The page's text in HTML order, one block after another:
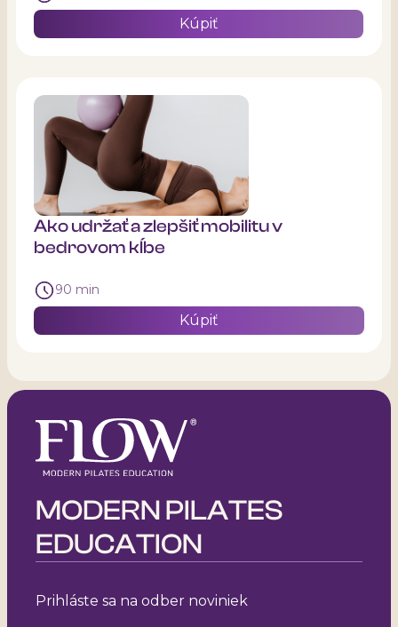
Kúpiť
Ako udržať a zlepšiť mobilitu v
bedrovom kĺbe
90 min
Kúpiť
MODERN PILATES
EDUCATION
Prihláste sa na odber noviniek